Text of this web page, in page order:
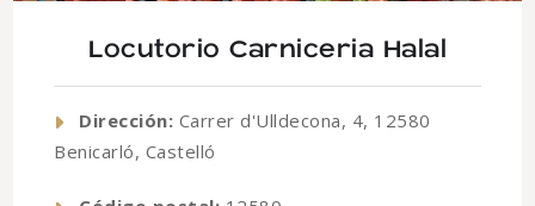
Locutorio Carniceria Halal
Dirección: Carrer d'Ulldecona, 4, 12580
Benicarló, Castelló